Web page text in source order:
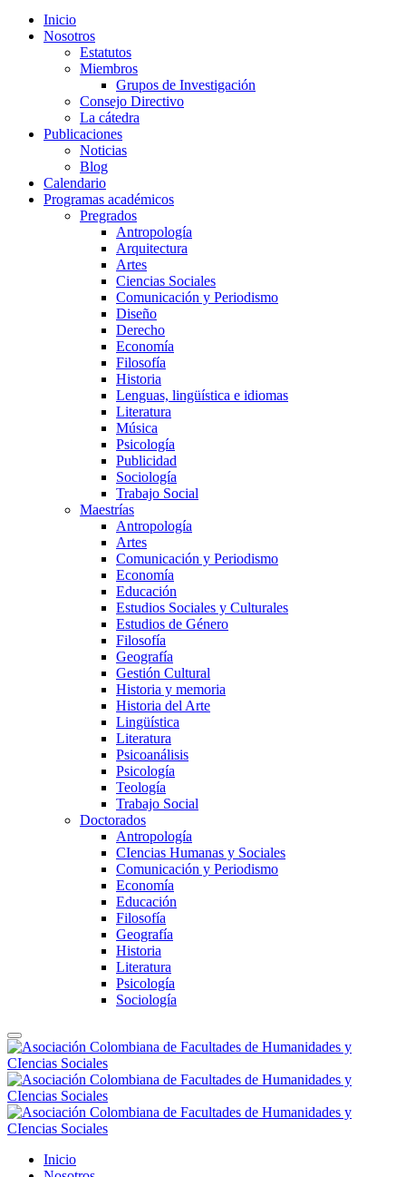
Inicio
Nosotros
Estatutos
Miembros
Grupos de Investigación
Consejo Directivo
La cátedra
Publicaciones
Noticias
Blog
Calendario
Programas académicos
Pregrados
Antropología
Arquitectura
Artes
Ciencias Sociales
Comunicación y Periodismo
Diseño
Derecho
Economía
Filosofía
Historia
Lenguas, lingüística e idiomas
Literatura
Música
Psicología
Publicidad
Sociología
Trabajo Social
Maestrías
Antropología
Artes
Comunicación y Periodismo
Economía
Educación
Estudios Sociales y Culturales
Estudios de Género
Filosofía
Geografía
Gestión Cultural
Historia y memoria
Historia del Arte
Lingüística
Literatura
Psicoanálisis
Psicología
Teología
Trabajo Social
Doctorados
Antropología
CIencias Humanas y Sociales
Comunicación y Periodismo
Economía
Educación
Filosofía
Geografía
Historia
Literatura
Psicología
Sociología
Inicio